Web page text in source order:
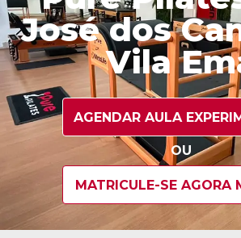
José dos
Vila
AGENDAR AULA
OU
MATRICULE-SE AGORA